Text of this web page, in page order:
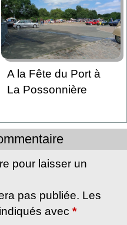
A la Fête du Port à
La Possonnière
pour laisser un
pas publiée. Les
avec *